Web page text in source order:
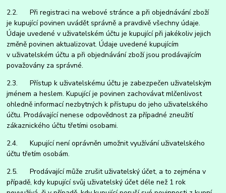
2.2. Při registraci na webové stránce a při objednávání zboží
je kupující povinen uvádět správně a pravdivě všechny údaje.
Údaje uvedené v uživatelském účtu je kupující při jakékoliv jejich
změně povinen aktualizovat. Údaje uvedené kupujícím
v uživatelském účtu a při objednávání zboží jsou prodávajícím
považovány za správné.
2.3. Přístup k uživatelskému účtu je zabezpečen uživatelským
jménem a heslem. Kupující je povinen zachovávat mlčenlivost
ohledně informací nezbytných k přístupu do jeho uživatelského
účtu. Prodávající nenese odpovědnost za případné zneužití
zákaznického účtu třetími osobami.
2.4. Kupující není oprávněn umožnit využívání uživatelského
účtu třetím osobám.
2.5. Prodávající může zrušit uživatelský účet, a to zejména v
případě, kdy kupující svůj uživatelský účet déle než 1 rok